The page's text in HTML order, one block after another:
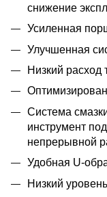
снижение
Усиленная
Улучшенная
Низкий расход
Система
инструмент
непрерывной
Удобная U-
Низкий